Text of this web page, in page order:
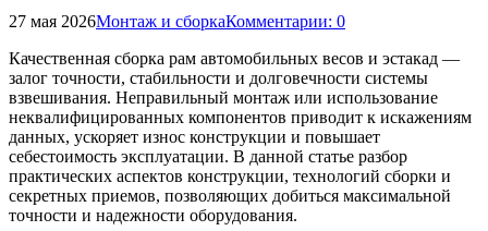
27 мая 2026Монтаж и сборкаКомментарии: 0
Качественная сборка рам автомобильных весов и эстакад —
залог точности, стабильности и долговечности системы
взвешивания. Неправильный монтаж или использование
неквалифицированных компонентов приводит к искажениям
данных, ускоряет износ конструкции и повышает
себестоимость эксплуатации. В данной статье разбор
практических аспектов конструкции, технологий сборки и
секретных приемов, позволяющих добиться максимальной
точности и надежности оборудования.